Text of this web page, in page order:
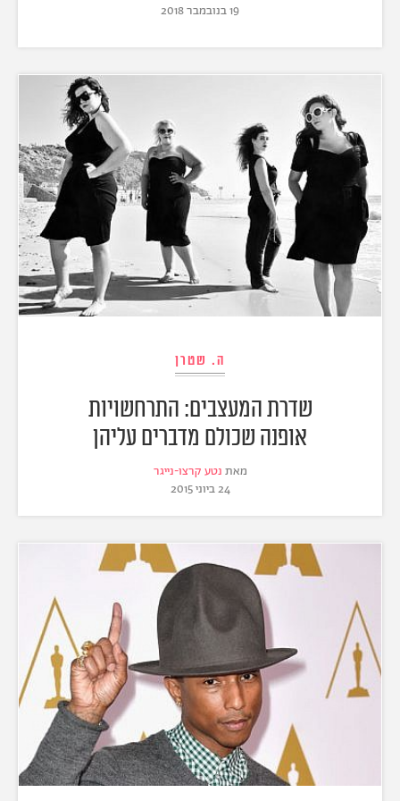
19 בנובמבר 2018
ה. שטרן
שדרת המעצבים: התרחשויות
אופנה שכולם מדברים עליהן
מאת נטע קרצו-נייגר
24 ביוני 2015